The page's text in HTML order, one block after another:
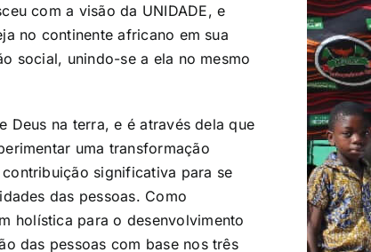
com a visão da UNIDADE, e
no continente africano em sua
social, unindo-se a ela no mesmo
Deus na terra, e é através dela que
uma transformação
significativa para se
das pessoas. Como
holística para o desenvolvimento
das pessoas com base nos três